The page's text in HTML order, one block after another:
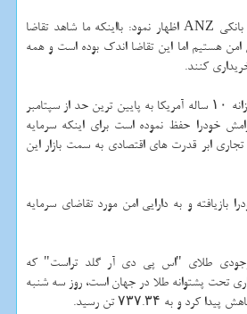
دانیل هاینس، تحلیلگر گروه بانكی ANZ اظهار نمود: بااینكه ما شاهد تقاضا
امن هستیم اما این تقاضا اندك بوده است و همه
كنند.
با وجود این كه بازده اوراق خزانه ۱۰ ساله آمریكا به پایین ترین حد از سپتامبر
دلار آرامش خودرا حفظ نموده است برای اینكه سرمایه
ابر قدرت های اقتصادی به سمت بازار این
بازیافته و به دارایی امن مورد تقاضای سرمایه
طلای "اس پی دی آر گلد تراست" كه
تحت پشتوانه طلا در جهان است، روز سه شنبه